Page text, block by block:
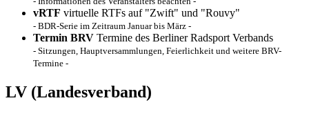
vRTF virtuelle RTFs auf "Zwift" und "Rouvy"
- BDR-Serie im Zeitraum Januar bis März -
Termin BRV Termine des Berliner Radsport Verbands
- Sitzungen, Hauptversammlungen, Feierlichkeit und weitere BRV-
Termine -
LV (Landesverband)